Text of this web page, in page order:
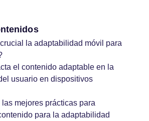
la adaptabilidad móvil para
el contenido adaptable en la
usuario en dispositivos
mejores prácticas para
para la adaptabilidad